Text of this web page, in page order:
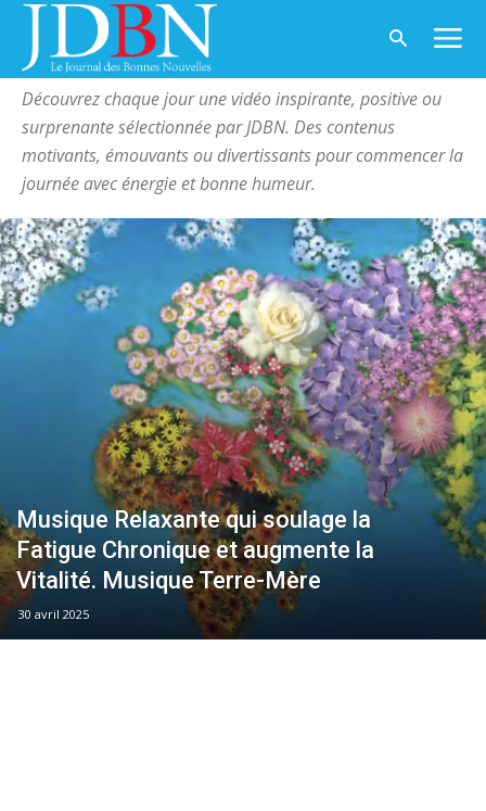
La vidéo du jour
LA VIDÉO DU JOUR
Découvrez chaque jour une vidéo inspirante, positive ou
surprenante sélectionnée par JDBN. Des contenus
motivants, émouvants ou divertissants pour commencer la
journée avec énergie et bonne humeur.
Musique Relaxante qui soulage la
Fatigue Chronique et augmente la
Vitalité. Musique Terre-Mère
30 avril 2025